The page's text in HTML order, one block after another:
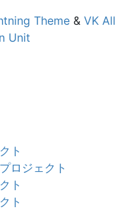
Theme & VK All
Unit
ト
ロジェクト
ト
ト